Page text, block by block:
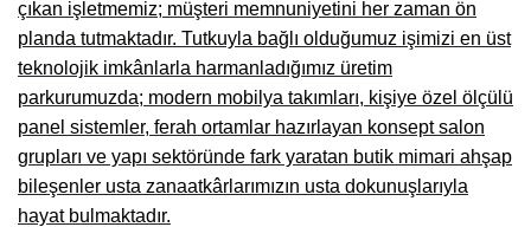
Manisa Mobilyacılar, Mobilya Fabrikaları, Mağazaları
Osmaniye Mobilyacılar, Mobilya Mağazaları, İmalatçıları
Düzce Mobilyacılar, Mobilya Mağazaları, Fabrikaları
Samsun Mobilyacıları, Mobilya Fabrikaları, Mağazaları
Balıkesir Mobilya Mağazaları, Fabrikaları, İmalatçıları
çıkan işletmemiz; müşteri memnuniyetini her zaman ön
planda tutmaktadır. Tutkuyla bağlı olduğumuz işimizi en üst
teknolojik imkânlarla harmanladığımız üretim
parkurumuzda; modern mobilya takımları, kişiye özel ölçülü
panel sistemler, ferah ortamlar hazırlayan konsept salon
grupları ve yapı sektöründe fark yaratan butik mimari ahşap
bileşenler usta zanaatkârlarımızın usta dokunuşlarıyla
hayat bulmaktadır.